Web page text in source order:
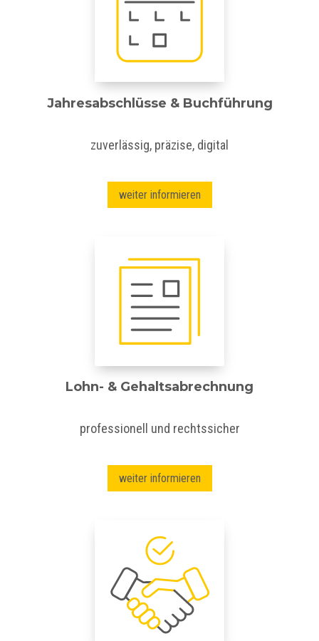
Jahresabschlüsse & Buchführung
zuverlässig, präzise, digital
weiter informieren
Lohn- & Gehaltsabrechnung
professionell und rechtssicher
weiter informieren